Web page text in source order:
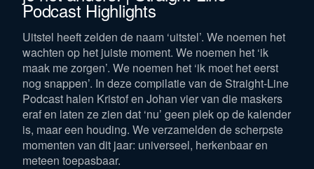
Podcast Highlights
Uitstel heeft zelden de naam ‘uitstel’. We noemen het
wachten op het juiste moment. We noemen het ‘ik
maak me zorgen’. We noemen het ‘ik moet het eerst
nog snappen’. In deze compilatie van de Straight-Line
Podcast halen Kristof en Johan vier van die maskers
eraf en laten ze zien dat ‘nu’ geen plek op de kalender
is, maar een houding. We verzamelden de scherpste
momenten van dit jaar: universeel, herkenbaar en
meteen toepasbaar.